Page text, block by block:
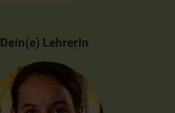
Dein(e) LehrerIn